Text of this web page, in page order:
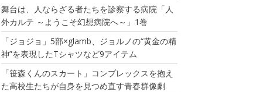
舞台は、人ならざる者たちを診察する病院「人
外カルテ ～ようこそ幻想病院へ～」1巻
「ジョジョ」5部×glamb、ジョルノの“黄金の精
神”を表現したTシャツなど9アイテム
「笹森くんのスカート」コンプレックスを抱え
た高校生たちが自身を見つめ直す青春群像劇